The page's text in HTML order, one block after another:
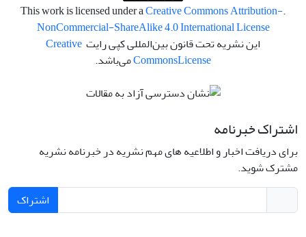
.This work is licensed under a
Creative Commons Attribution-
NonCommercial-ShareAlike 4.0 International License
این نشریه تحت قانون بین‌المللی کپی رایت Creative
CommonsLicense می‌باشد.
اشتراک خبرنامه
برای دریافت اخبار و اطلاعیه های مهم نشریه در خبرنامه نشریه
مشترک شوید.
اشتراک